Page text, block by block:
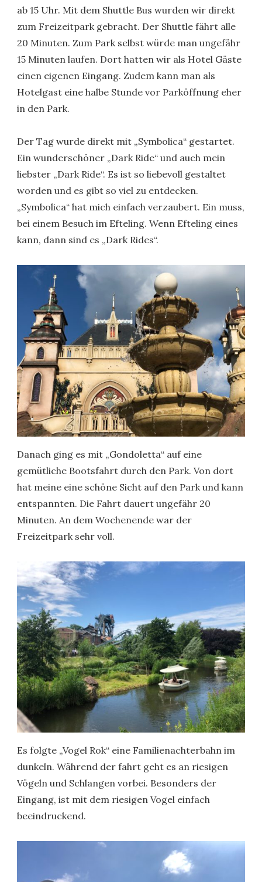
ab 15 Uhr. Mit dem Shuttle Bus wurden wir direkt
zum Freizeitpark gebracht. Der Shuttle fährt alle
20 Minuten. Zum Park selbst würde man ungefähr
15 Minuten laufen. Dort hatten wir als Hotel Gäste
einen eigenen Eingang. Zudem kann man als
Hotelgast eine halbe Stunde vor Parköffnung eher
in den Park.
Der Tag wurde direkt mit „Symbolica“ gestartet.
Ein wunderschöner „Dark Ride“ und auch mein
liebster „Dark Ride“. Es ist so liebevoll gestaltet
worden und es gibt so viel zu entdecken.
„Symbolica“ hat mich einfach verzaubert. Ein muss,
bei einem Besuch im Efteling. Wenn Efteling eines
kann, dann sind es „Dark Rides“.
Danach ging es mit „Gondoletta“ auf eine
gemütliche Bootsfahrt durch den Park. Von dort
hat meine eine schöne Sicht auf den Park und kann
entspannten. Die Fahrt dauert ungefähr 20
Minuten. An dem Wochenende war der
Freizeitpark sehr voll.
Es folgte „Vogel Rok“ eine Familienachterbahn im
dunkeln. Während der fahrt geht es an riesigen
Vögeln und Schlangen vorbei. Besonders der
Eingang, ist mit dem riesigen Vogel einfach
beeindruckend.